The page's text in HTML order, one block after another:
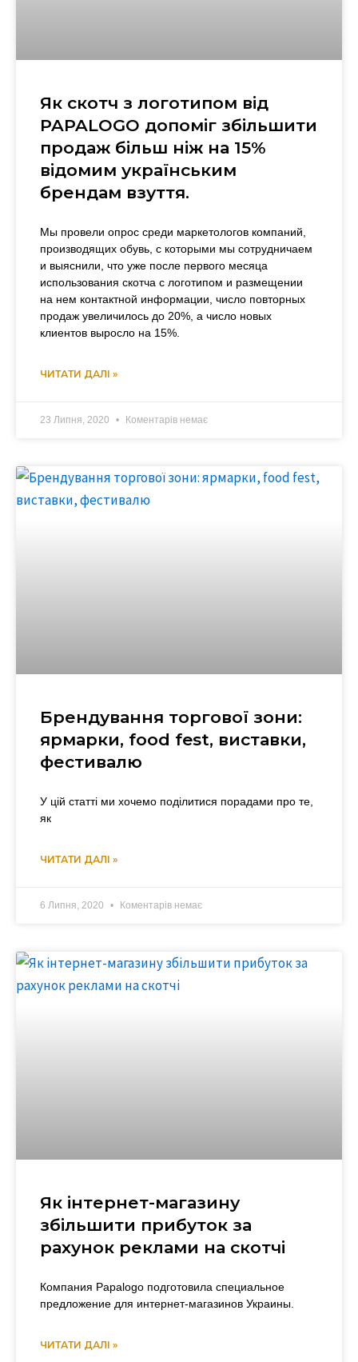
Як скотч з логотипом від
PAPALOGO допоміг збільшити
продаж більш ніж на 15%
відомим українським
брендам взуття.
Мы провели опрос среди маркетологов компаний,
производящих обувь, с которыми мы сотрудничаем
и выяснили, что уже после первого месяца
использования скотча с логотипом и размещении
на нем контактной информации, число повторных
продаж увеличилось до 20%, а число новых
клиентов выросло на 15%.
ЧИТАТИ ДАЛІ »
23 Липня, 2020 Коментарів немає
Брендування торгової зони:
ярмарки, food fest, виставки,
фестивалю
У цій статті ми хочемо поділитися порадами про те,
як
ЧИТАТИ ДАЛІ »
6 Липня, 2020 Коментарів немає
Як інтернет-магазину
збільшити прибуток за
рахунок реклами на скотчі
Компания Papalogo подготовила специальное
предложение для интернет-магазинов Украины.
ЧИТАТИ ДАЛІ »